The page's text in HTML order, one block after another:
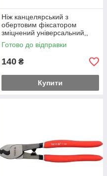
Ніж канцелярський з
обертовим фіксатором
зміцнений універсальний,,
18мм
Готово до відправки
140 ₴
Купити